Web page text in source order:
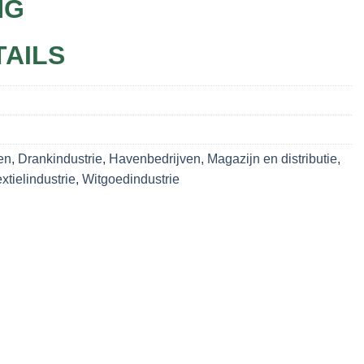
, Drankindustrie, Havenbedrijven, Magazijn en distributie,
, Witgoedindustrie